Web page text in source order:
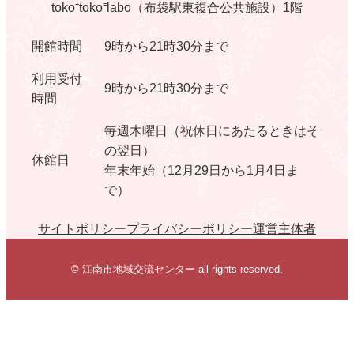
toko⁺toko⁼labo（布袋駅東複合公共施設）1階
開館時間 9時から21時30分まで
利用受付
時間
9時から21時30分まで
休館日
毎週木曜日（祝休日にあたるときはそ
の翌日）
年末年始（12月29日から1月4日ま
で）
サイトポリシープライバシーポリシー運営主体者
© 江南市地域交流センター all rights reserved.